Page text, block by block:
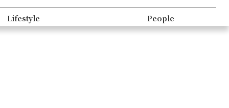
Lifestyle People